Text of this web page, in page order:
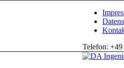
Telefon: